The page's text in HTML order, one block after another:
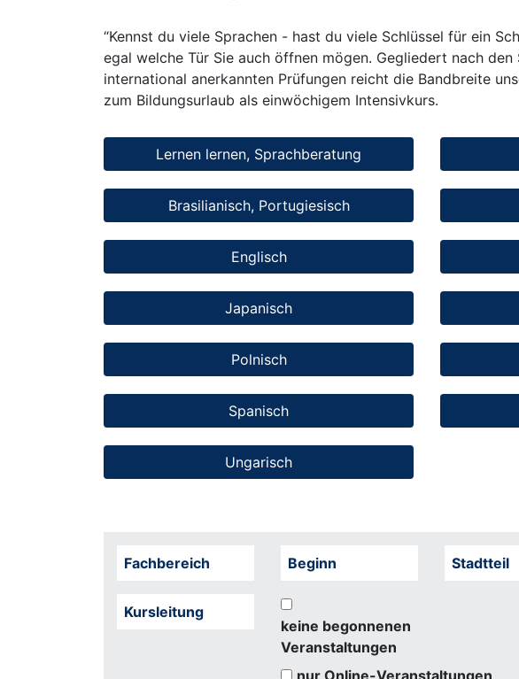
“Kennst du viele Sprachen - hast du viele Schlüssel für ein
egal welche Tür Sie auch öffnen mögen. Gegliedert nach
international anerkannten Prüfungen reicht die Bandbreite
zum Bildungsurlaub als einwöchigem Intensivkurs.
Lernen lernen, Sprachberatung
Brasilianisch, Portugiesisch
Englisch
Japanisch
Polnisch
Spanisch
Ungarisch
Fachbereich Beginn Stadtteil
Kursleitung
keine begonnenen
Veranstaltungen
nur Online-Veranstaltungen